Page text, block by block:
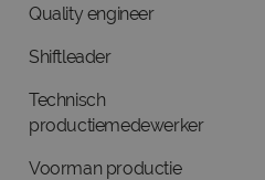
Quality engineer
Shiftleader
Technisch
productiemedewerker
Voorman productie